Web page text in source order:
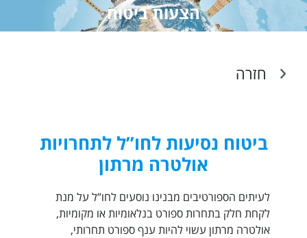
הצעות ביטוח
חזרה
ביטוח נסיעות לחו”ל לתחרויות
אולטרה מרתון
לעיתים הספורטיבים מבנינו נוסעים לחו”ל על מנת
לקחת חלק בתחרות ספורט בנלאומיות או מקומיות,
אולטרה מרתון עשוי להיות ענף ספורט תחרותי,